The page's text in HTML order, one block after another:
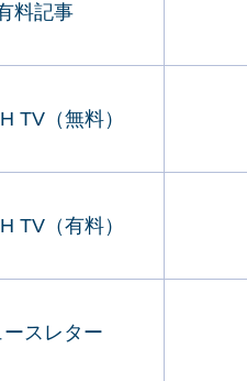
料記事
TV（無料）
TV（有料）
ースレター